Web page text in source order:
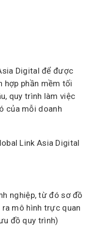
Digital để được
hợp phần mềm tối
quy trình làm việc
của mỗi doanh
Link Asia Digital
nghiệp, từ đó sơ đồ
mô hình trực quan
đồ quy trình)